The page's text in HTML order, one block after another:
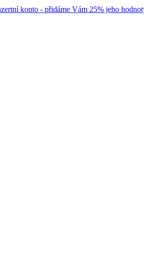
konto - přidáme Vám 25% jeho